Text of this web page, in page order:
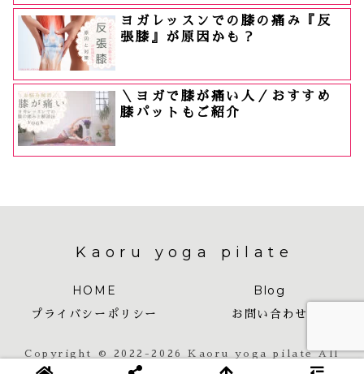
ヨガレッスンでの膝の痛み『反
張膝』が原因かも？
＼ヨガで膝が痛い人／おすすめ
膝パットもご紹介
Kaoru yoga pilate
HOME
Blog
プライバシーポリシー
お問い合わせ
Copyright © 2022-2026 Kaoru yoga pilate All
Rights Reserved.